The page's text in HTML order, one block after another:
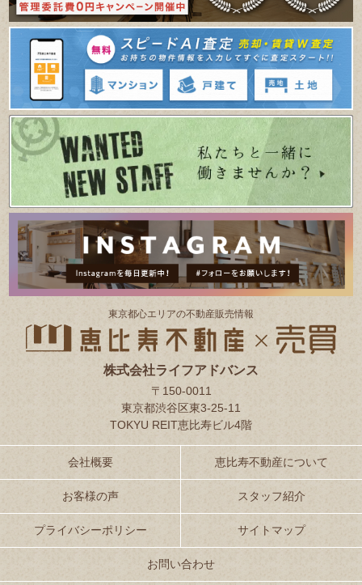
東京都⼼エリアの不動産販売情報
株式会社ライフアドバンス
〒150-0011
東京都渋谷区東3-25-11
TOKYU REIT恵比寿ビル4階
会社概要 恵比寿不動産について
お客様の声 スタッフ紹介
プライバシーポリシー サイトマップ
お問い合わせ